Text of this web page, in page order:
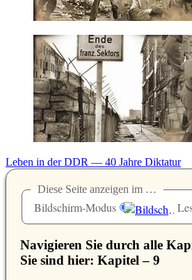
Leben in der DDR — 40 Jahre Diktatur
Diese Seite anzeigen im …
Bildschirm-Modus
Navigieren Sie durch alle
Sie sind hier: Kapitel – 9